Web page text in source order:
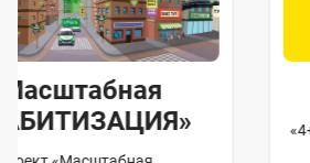
«4+2» | «8+4»
«4+2» | «8+4» - программа лояльности
для действующих абонентов